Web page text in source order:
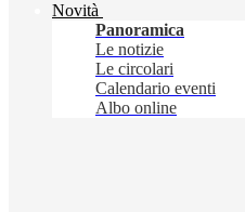
Novità
Panoramica
Le notizie
Le circolari
Calendario eventi
Albo online